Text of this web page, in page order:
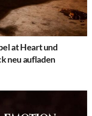
at Heart und
neu aufladen